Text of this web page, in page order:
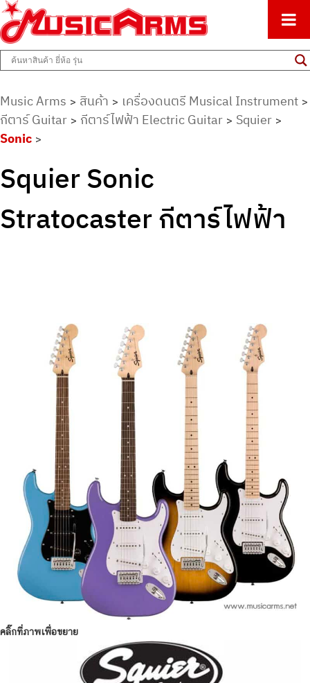
Music Arms
ศูนย์รวมครื่องดนตรีทุกชนิด ตั้งแต่เริ่มต้นถึงมืออาชีพ
Music Arms > สินค้า > เครื่องดนตรี Musical Instrument >
กีตาร์ Guitar > กีตาร์ไฟฟ้า Electric Guitar > Squier >
Sonic >
Squier Sonic
Stratocaster กีตาร์ไฟฟ้า
คลิ๊กที่ภาพเพื่อขยาย